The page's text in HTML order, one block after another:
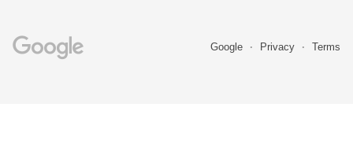
Google Privacy Terms